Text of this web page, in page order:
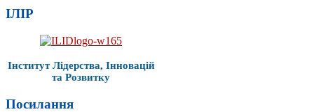
ІЛІР
Інститут Лідерства, Інновацій
та Розвитку
Посилання